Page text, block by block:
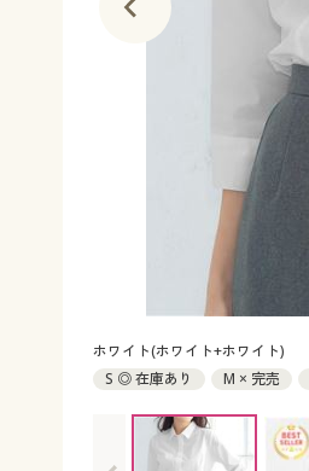
ホワイト(ホワイト+ホワイト)
S ◎ 在庫あり
M × 完売